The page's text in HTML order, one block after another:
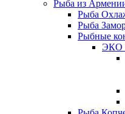
Рыба из
Рыба
Рыба
Рыбные
ЭКО